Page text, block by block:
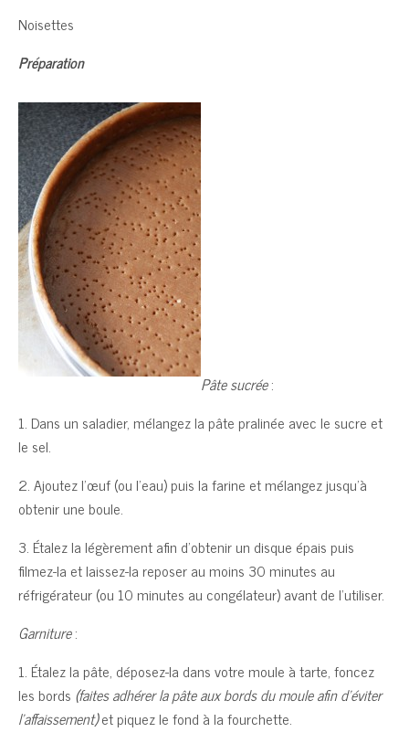
Noisettes
Préparation
Pâte sucrée:
1. Dans un saladier, mélangez la pâte pralinée avec le sucre et
le sel.
2. Ajoutez l’œuf (ou l’eau) puis la farine et mélangez jusqu’à
obtenir une boule.
3. Étalez la légèrement afin d’obtenir un disque épais puis
filmez-la et laissez-la reposer au moins 30 minutes au
réfrigérateur (ou 10 minutes au congélateur) avant de l’utiliser.
Garniture:
1. Étalez la pâte, déposez-la dans votre moule à tarte, foncez
les bords (faites adhérer la pâte aux bords du moule afin d’éviter
l’affaissement)et piquez le fond à la fourchette.